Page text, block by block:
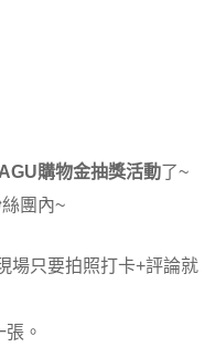
購物金抽獎活動了~
團內~
場只要拍照打卡+評論就
。